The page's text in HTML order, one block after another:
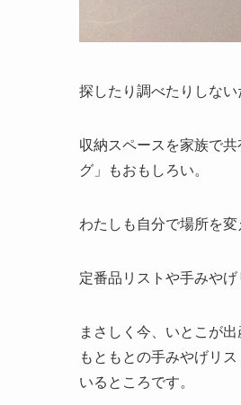
探したり調べたりしない
収納スペースを家族で
グ」もおもしろい。
わたしも自分で場所を
定番品リストや手みや
まさしく今、いとこが
もともとの手みやげリ
いるところです。